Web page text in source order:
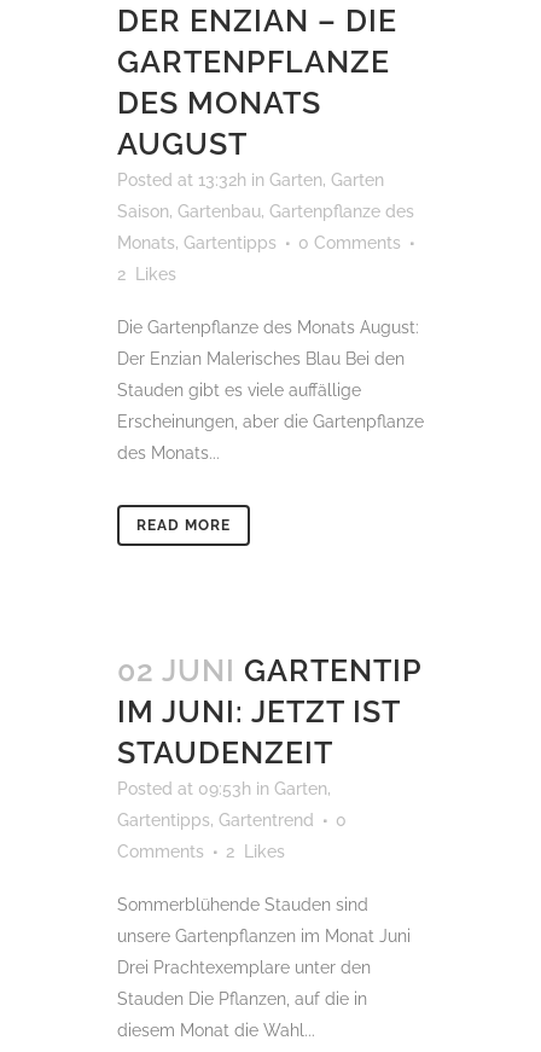
DER ENZIAN – DIE
GARTENPFLANZE
DES MONATS
AUGUST
Posted at 13:32h in Garten, Garten
Saison, Gartenbau, Gartenpflanze des
Monats, Gartentipps
0 Comments
2 Likes
Die Gartenpflanze des Monats August:
Der Enzian Malerisches Blau Bei den
Stauden gibt es viele auffällige
Erscheinungen, aber die Gartenpflanze
des Monats...
READ MORE
02 JUNI GARTENTIP
IM JUNI: JETZT IST
STAUDENZEIT
Posted at 09:53h in Garten,
Gartentipps, Gartentrend
0
Comments
2 Likes
Sommerblühende Stauden sind
unsere Gartenpflanzen im Monat Juni
Drei Prachtexemplare unter den
Stauden Die Pflanzen, auf die in
diesem Monat die Wahl...